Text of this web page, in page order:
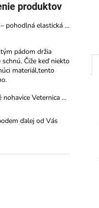
produktov
Pánske bambusové slipy – pohodlná elastická spodná bielizeň s vysokou savosťou
5 hviezdičiek.
pádom držia
Čiže keď niekto
materiál,tento
Nadrozmerné pančuchové nohavice Veternica 20 DEN s veľkým klinom
5 hviezdičiek.
ďalej od Vás